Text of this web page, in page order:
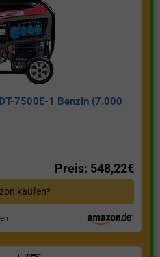
7500E-1 Benzin (7.000
Preis: 548,22€
kaufen*